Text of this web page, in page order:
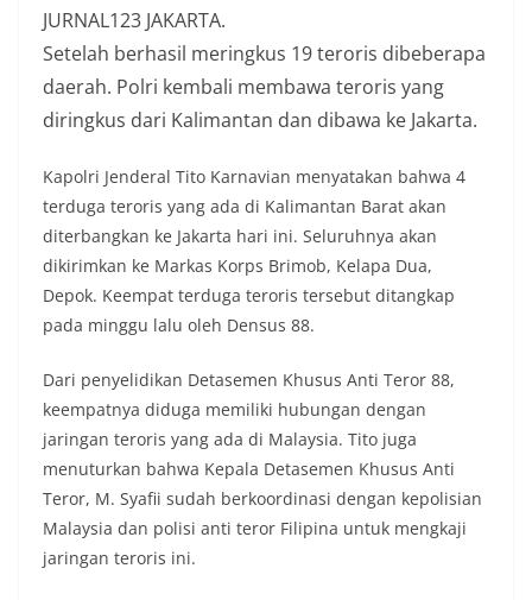
JURNAL123 JAKARTA.
Setelah berhasil meringkus 19 teroris dibeberapa
daerah. Polri kembali membawa teroris yang
diringkus dari Kalimantan dan dibawa ke Jakarta.
Kapolri Jenderal Tito Karnavian menyatakan bahwa 4
terduga teroris yang ada di Kalimantan Barat akan
diterbangkan ke Jakarta hari ini. Seluruhnya akan
dikirimkan ke Markas Korps Brimob, Kelapa Dua,
Depok. Keempat terduga teroris tersebut ditangkap
pada minggu lalu oleh Densus 88.
Dari penyelidikan Detasemen Khusus Anti Teror 88,
keempatnya diduga memiliki hubungan dengan
jaringan teroris yang ada di Malaysia. Tito juga
menuturkan bahwa Kepala Detasemen Khusus Anti
Teror, M. Syafii sudah berkoordinasi dengan kepolisian
Malaysia dan polisi anti teror Filipina untuk mengkaji
jaringan teroris ini.